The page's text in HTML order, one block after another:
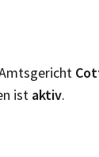
ist aktiv.